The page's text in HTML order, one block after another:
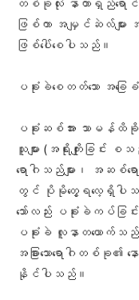
တစ်ခုလုံး နာတာရှည်ရောင်
ဖြစ်ကာ အမျှင်ဆဲလ်များ
ဖြစ်ပေါ်စေပါသည်။
ပခုံးခဲစေတတ်သော အခြေခံ
ပခုံးဆစ်အား သာမန်
သူများ (အရိုးကျိုးခြင်း စ
ရောဂါသည်များ၊ အဆစ်ရ
တွင် ပိုမိုတွေ့ရလေ့ရှိပါသ
သော်လည်း ပခုံးခဲကပ်ခြ
ပခုံးခဲ လူနာတယောက်သ
အခြားသောရောဂါတစ်ခု
နိုင်ပါသည်။